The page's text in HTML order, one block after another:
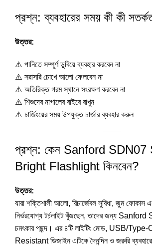
প্রশ্ন: ব্যবহারের সময় কী কী
উত্তর:
⚠️ পানিতে সম্পূর্ণ ডুবিয়ে ব্যবহার করবেন না
⚠️ সরাসরি চোখে আলো ফেলবেন না
⚠️ অতিরিক্ত গরম স্থানে সংরক্ষণ করবেন না
⚠️ শিশুদের নাগালের বাইরে রাখুন
⚠️ চার্জিংয়ের সময় উপযুক্ত চার্জার ব্যবহার করুন
প্রশ্ন: কেন Sanford SDN07
Bright Flashlight কিনবেন?
উত্তর:
যারা শক্তিশালী আলো, রিচার্জেবল সুবিধা, জুম ফোকাস
নির্ভরযোগ্য টর্চলাইট খুঁজছেন, তাদের জন্য
চমৎকার পছন্দ। এর ৪টি লাইটিং মোড, USB/Type-
Resistant ডিজাইন এটিকে দৈনন্দিন ও জরুরি